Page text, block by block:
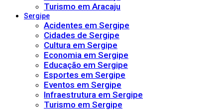
Turismo em Aracaju
Sergipe
Acidentes em Sergipe
Cidades de Sergipe
Cultura em Sergipe
Economia em Sergipe
Educação em Sergipe
Esportes em Sergipe
Eventos em Sergipe
Infraestrutura em Sergipe
Turismo em Sergipe